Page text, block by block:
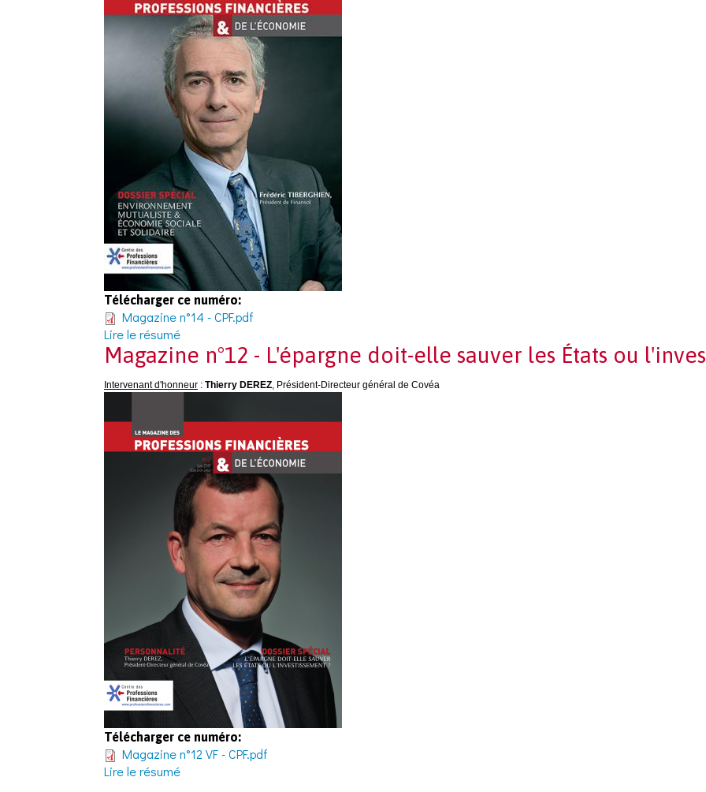
Télécharger ce numéro:
Magazine n°14 - CPF.pdf
Lire le résumé
Magazine n°12 - L'épargne doit-elle sauver les États ou
Intervenant d'honneur : Thierry DEREZ, Président-Directeur général de Covéa
Télécharger ce numéro:
Magazine n°12 VF - CPF.pdf
Lire le résumé